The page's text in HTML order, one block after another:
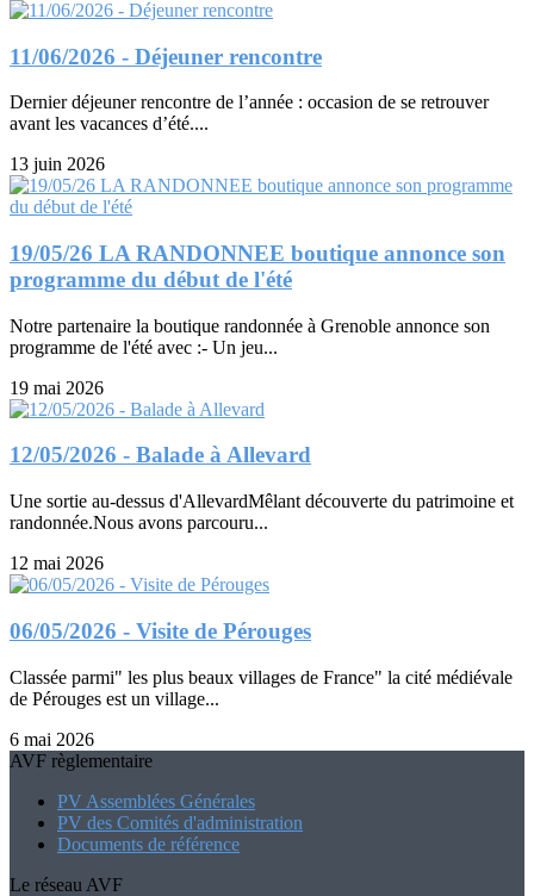
11/06/2026 - Déjeuner rencontre
Dernier déjeuner rencontre de l’année : occasion de se retrouver
avant les vacances d’été....
13 juin 2026
19/05/26 LA RANDONNEE boutique annonce son
programme du début de l'été
Notre partenaire la boutique randonnée à Grenoble annonce son
programme de l'été avec :- Un jeu...
19 mai 2026
12/05/2026 - Balade à Allevard
Une sortie au-dessus d'AllevardMêlant découverte du patrimoine et
randonnée.Nous avons parcouru...
12 mai 2026
06/05/2026 - Visite de Pérouges
Classée parmi" les plus beaux villages de France" la cité médiévale
de Pérouges est un village...
6 mai 2026
AVF règlementaire
PV Assemblées Générales
PV des Comités d'administration
Documents de référence
Le réseau AVF